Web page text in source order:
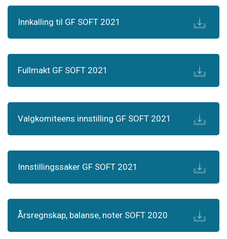
Innkalling til GF SOFT 2021
Fullmakt GF SOFT 2021
Valgkomiteens innstilling GF SOFT 2021
Innstillingssaker GF SOFT 2021
Årsregnskap, balanse, noter SOFT 2020